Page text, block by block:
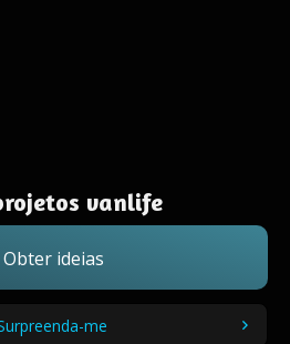
vanlife
ideias
me